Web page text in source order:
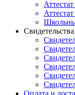
Свидетельства
Оплата и